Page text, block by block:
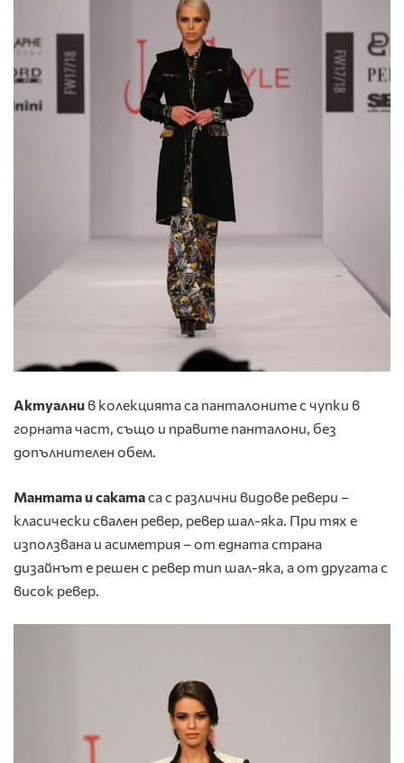
Актуални в колекцията са панталоните с чупки в
горната част, също и правите панталони, без
допълнителен обем.
Мантата и сакатаса с различни видове ревери –
класически свален ревер, ревер шал-яка. При тях е
използвана и асиметрия – от едната страна
дизайнът е решен с ревер тип шал-яка, а от другата с
висок ревер.